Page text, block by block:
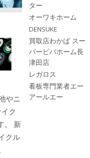
やニ
ク
。 新
クル
ター
オーワキホーム
DENSUKE
買取店わかば スー
パービバホーム長
津田店
レガロス
看板専門業者エー
アールエー